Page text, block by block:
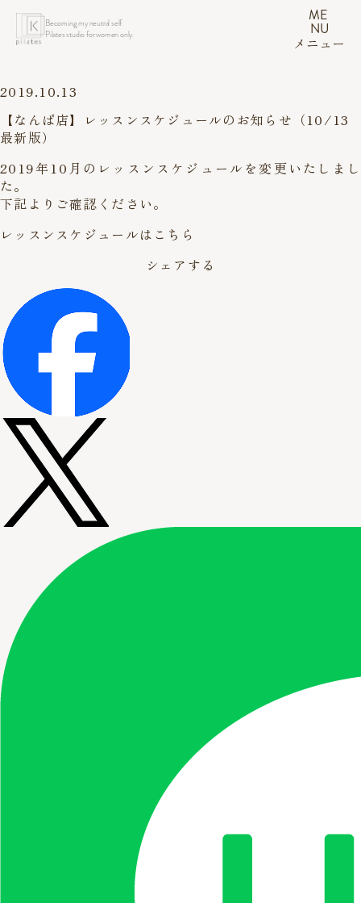
Becoming my neutral self.
Pilates studio for women only.
ME
NU
メニュー
2019.10.13
【なんば店】レッスンスケジュールのお知らせ（10/13
最新版）
2019年10月のレッスンスケジュールを変更いたしまし
た。
下記よりご確認ください。
レッスンスケジュールはこちら
シェアする